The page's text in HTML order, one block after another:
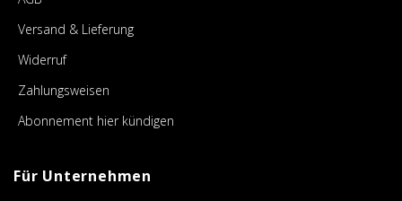
Versand & Lieferung
Widerruf
Zahlungsweisen
Abonnement hier kündigen
Für Unternehmen